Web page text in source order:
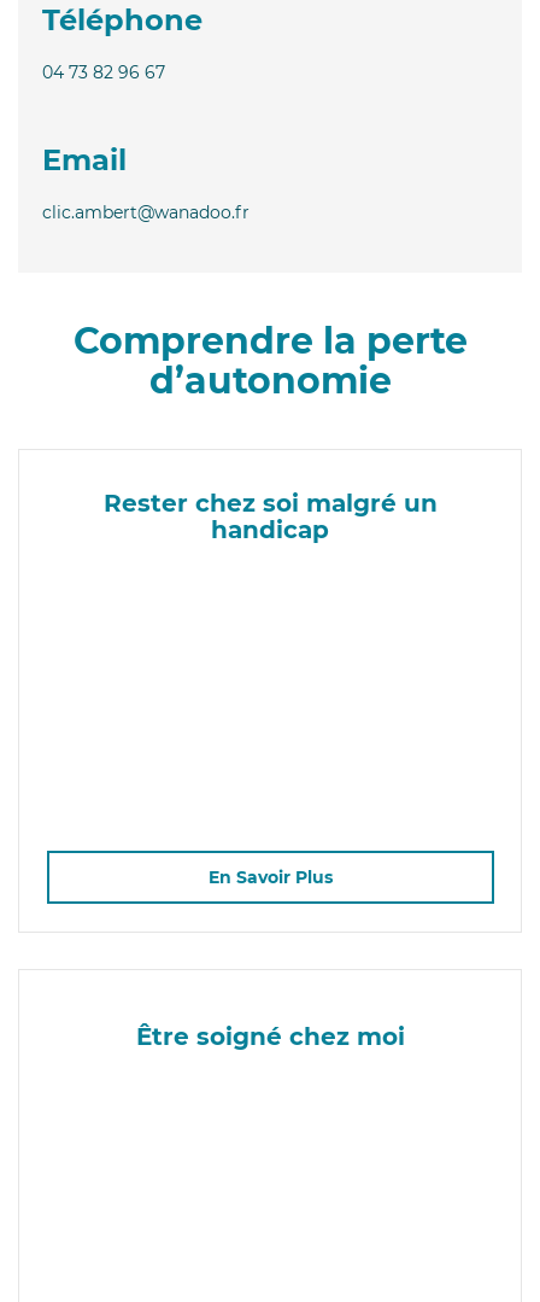
Téléphone
04 73 82 96 67
Email
clic.ambert@wanadoo.fr
Comprendre la perte
d’autonomie
Rester chez soi malgré un
handicap
En Savoir Plus
Être soigné chez moi